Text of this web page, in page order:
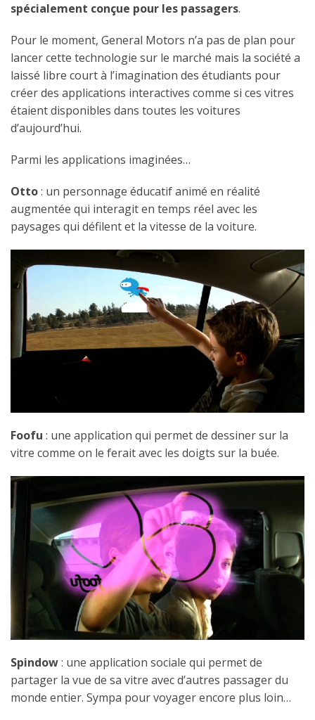
spécialement conçue pour les passagers.
Pour le moment, General Motors n’a pas de plan pour
lancer cette technologie sur le marché mais la société a
laissé libre court à l’imagination des étudiants pour
créer des applications interactives comme si ces vitres
étaient disponibles dans toutes les voitures
d’aujourd’hui.
Parmi les applications imaginées…
Otto: un personnage éducatif animé en réalité
augmentée qui interagit en temps réel avec les
paysages qui défilent et la vitesse de la voiture.
Foofu : une application qui permet de dessiner sur la
vitre comme on le ferait avec les doigts sur la buée.
Spindow: une application sociale qui permet de
partager la vue de sa vitre avec d’autres passager du
monde entier. Sympa pour voyager encore plus loin…